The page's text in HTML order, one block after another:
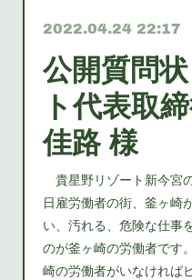
2022.04.24 22:17
公開質問
ト代表取
佳路 様
貴星野リゾート新今宮
日雇労働者の街、釜ヶ崎
い、汚れる、危険な仕事
のが釜ヶ崎の労働者です
崎の労働者がいなければ